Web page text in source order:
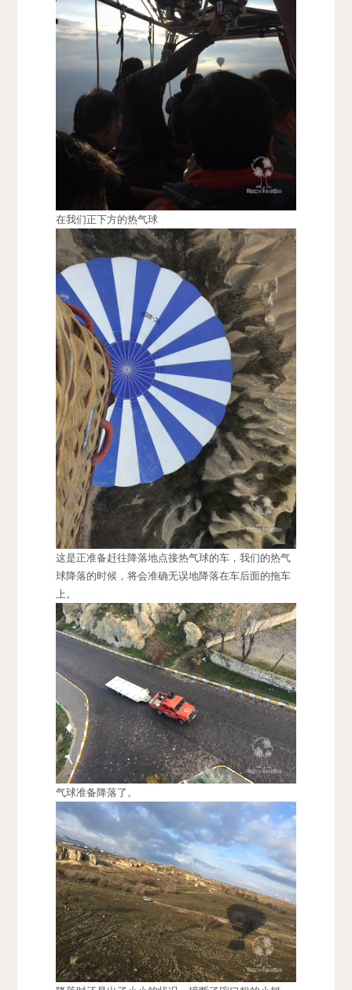
在我们正下方的热气球
这是正准备赶往降落地点接热气球的车，我们的热气
球降落的时候，将会准确无误地降落在车后面的拖车
上。
气球准备降落了。